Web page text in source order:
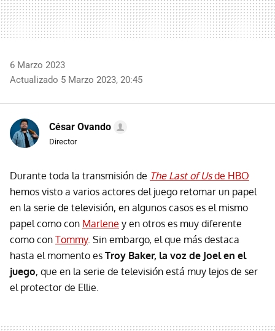
6 Marzo 2023
Actualizado 5 Marzo 2023, 20:45
César Ovando
Director
Durante toda la transmisión de The Last of Usde HBO
hemos visto a varios actores del juego retomar un papel
en la serie de televisión, en algunos casos es el mismo
papel como con Marlene y en otros es muy diferente
como con Tommy. Sin embargo, el que más destaca
hasta el momento es Troy Baker, la voz de Joel en el
juego, que en la serie de televisión está muy lejos de ser
el protector de Ellie.